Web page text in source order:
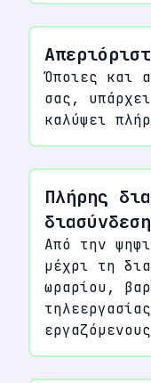
Όποιες και
σας,
καλύψει
Πλήρης
Από την
μέχρι τη
ωραρίου,